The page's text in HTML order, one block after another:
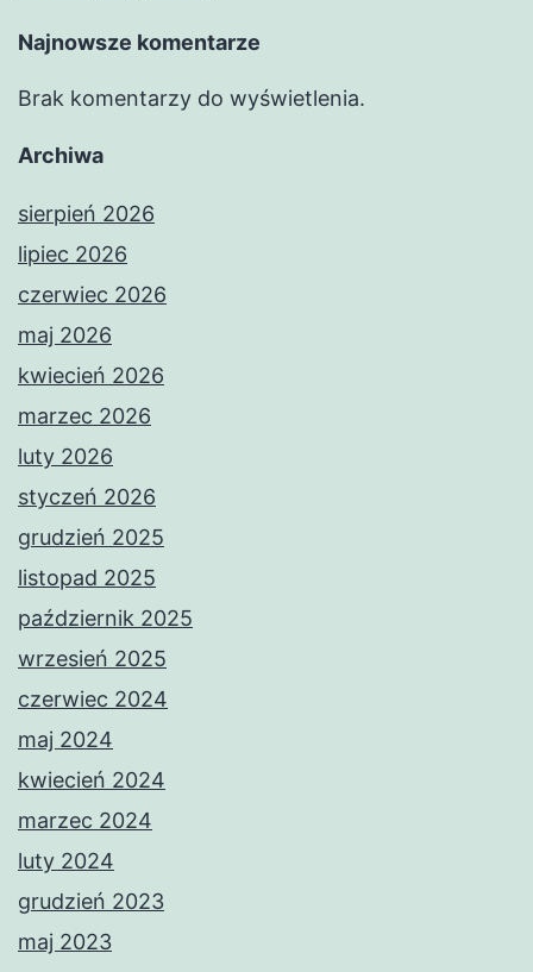
Najnowsze komentarze
Brak komentarzy do wyświetlenia.
Archiwa
sierpień 2026
lipiec 2026
czerwiec 2026
maj 2026
kwiecień 2026
marzec 2026
luty 2026
styczeń 2026
grudzień 2025
listopad 2025
październik 2025
wrzesień 2025
czerwiec 2024
maj 2024
kwiecień 2024
marzec 2024
luty 2024
grudzień 2023
maj 2023